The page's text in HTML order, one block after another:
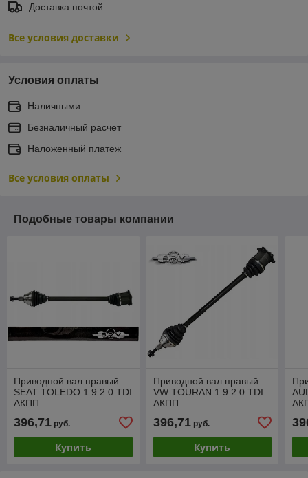
Доставка почтой
Все условия доставки
Условия оплаты
Наличными
Безналичный расчет
Наложенный платеж
Все условия оплаты
Подобные товары компании
Приводной вал правый
SEAT TOLEDO 1.9 2.0 TDI
АКПП
396,71 руб.
Купить
Приводной вал правый
VW TOURAN 1.9 2.0 TDI
АКПП
396,71руб.
Купить